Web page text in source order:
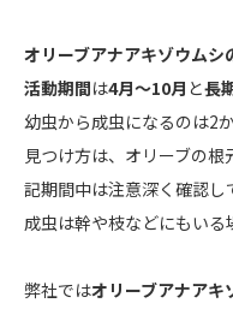
オリーブアナアキゾウムシ
活動期間は4月～10月 と長
幼虫から成虫になるのは2
見つけ方は、オリーブの
記期間中は注意深く確認し
成虫は幹や枝などにもいる
弊社ではオリーブアナアキ